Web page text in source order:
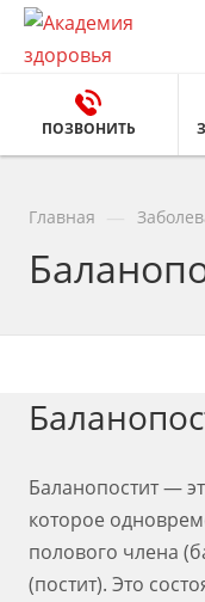
ПОЗВОНИТЬ
Главная
Баланопостит —
которое
полового члена
(постит). Это